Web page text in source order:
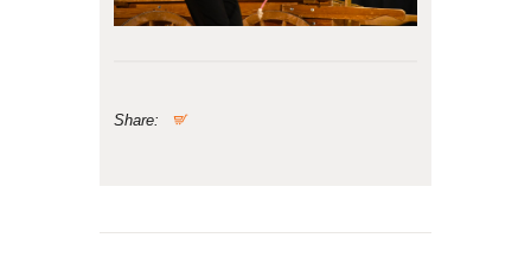
Share: